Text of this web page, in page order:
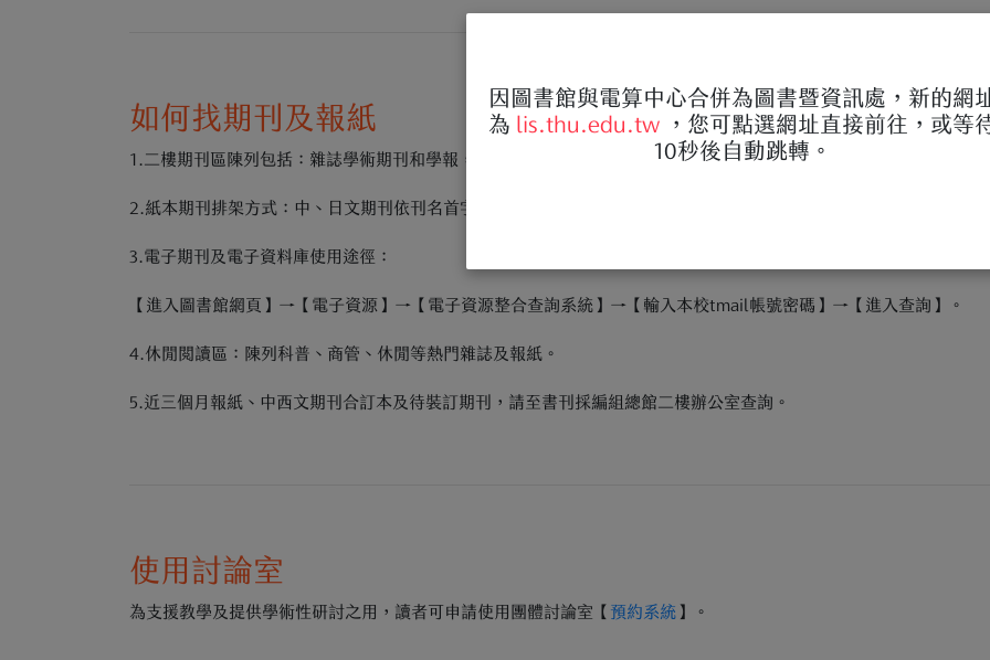
如何找期刊及報紙
1.二樓期刊區陳列包括：雜誌學術期刊和學報，提供館內閱覽。
2.紙本期刊排架方式：中、日文期刊依刊名首字筆劃排序，西文期刊依刊名首字的英文字母排序。
3.電子期刊及電子資料庫使用途徑：
【進入圖書館網頁】→【電子資源】→【電子資源整合查詢系統】→【輸入本校tmail帳號密碼】→【進入查詢】。
4.休閒閱讀區：陳列科普、商管、休閒等熱門雜誌及報紙。
5.近三個月報紙、中西文期刊合訂本及待裝訂期刊，請至書刊採編組總館二樓辦公室查詢。
使用討論室
為支援教學及提供學術性研討之用，讀者可申請使用團體討論室【 預約系統 】。
因圖書館與電算中心合併為圖書暨資訊處，新的網
為 lis.thu.edu.tw ，您可點選網址直接前往，或等
10秒後自動跳轉。